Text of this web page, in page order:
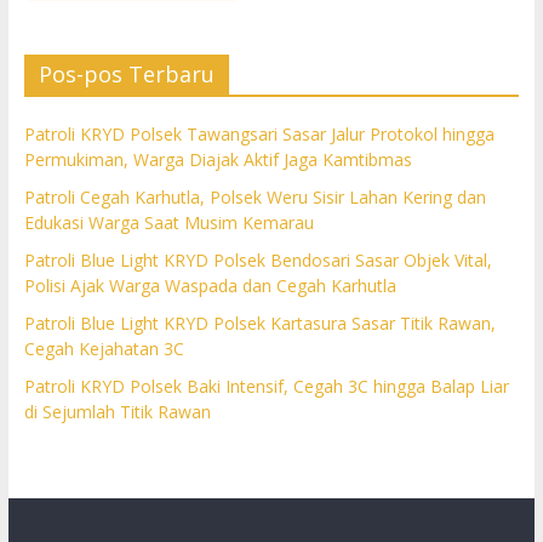
Pos-pos Terbaru
Patroli KRYD Polsek Tawangsari Sasar Jalur Protokol hingga
Permukiman, Warga Diajak Aktif Jaga Kamtibmas
Patroli Cegah Karhutla, Polsek Weru Sisir Lahan Kering dan
Edukasi Warga Saat Musim Kemarau
Patroli Blue Light KRYD Polsek Bendosari Sasar Objek Vital,
Polisi Ajak Warga Waspada dan Cegah Karhutla
Patroli Blue Light KRYD Polsek Kartasura Sasar Titik Rawan,
Cegah Kejahatan 3C
Patroli KRYD Polsek Baki Intensif, Cegah 3C hingga Balap Liar
di Sejumlah Titik Rawan